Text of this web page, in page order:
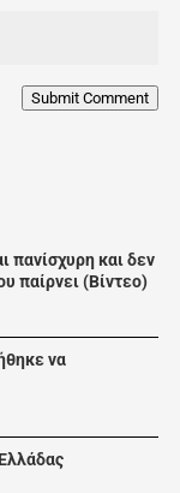
Submit Comment
πανίσχυρη και δεν
παίρνει (Βίντεο)
να